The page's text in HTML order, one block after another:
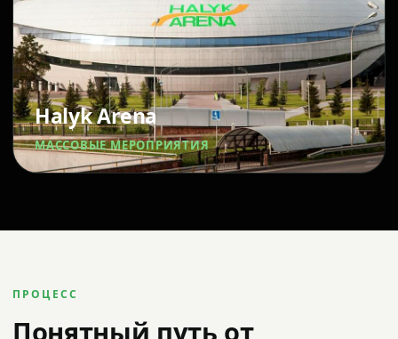
Halyk Arena
МАССОВЫЕ МЕРОПРИЯТИЯ
ПРОЦЕСС
Понятный путь от